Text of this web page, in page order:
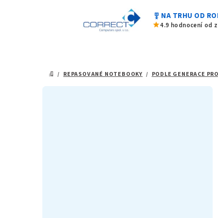
military_tech NA TRHU OD
star4.9 hodnocení od
DOMŮ
/ REPASOVANÉ NOTEBOOKY / PODLE GENERACE